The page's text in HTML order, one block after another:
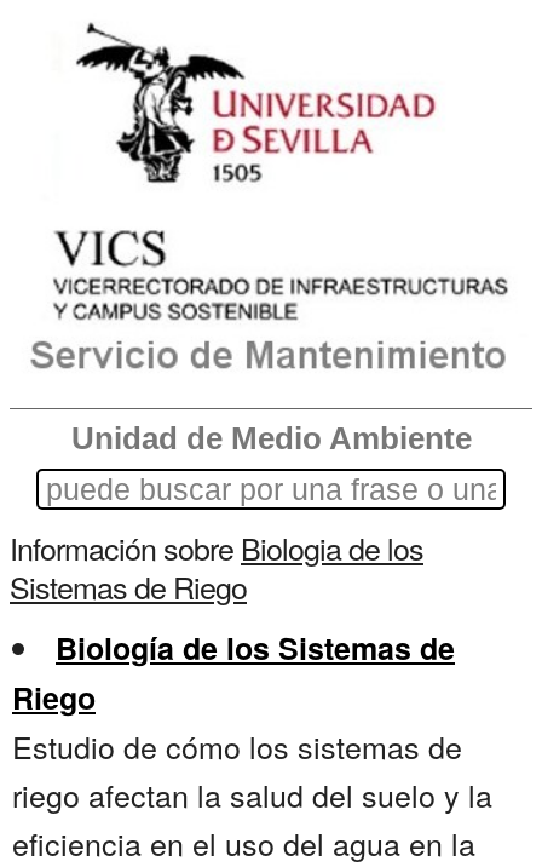
Unidad de Medio Ambiente
Información sobre Biologia de los
Sistemas de Riego
Biología de los Sistemas de
Riego
Estudio de cómo los sistemas de
riego afectan la salud del suelo y la
eficiencia en el uso del agua en la